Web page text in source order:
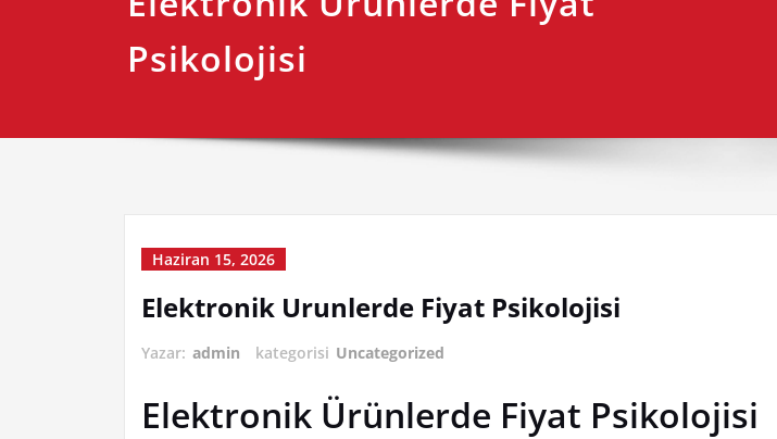
Psikolojisi
Haziran 15, 2026
Elektronik Urunlerde Fiyat Psikolojisi
Yazar: admin kategorisi Uncategorized
Elektronik Ürünlerde Fiyat Psikolojisi